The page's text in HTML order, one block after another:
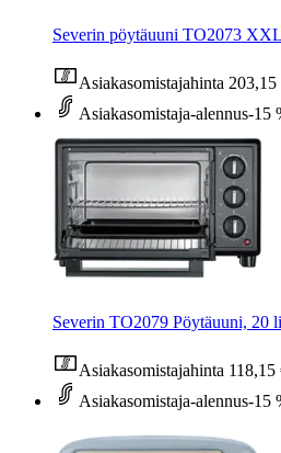
Severin pöytäuuni TO2073 XXL
Asiakasomistajahinta 203,15
Asiakasomistaja-alennus-15
Severin TO2079 Pöytäuuni, 20
Asiakasomistajahinta 118,15
Asiakasomistaja-alennus-15